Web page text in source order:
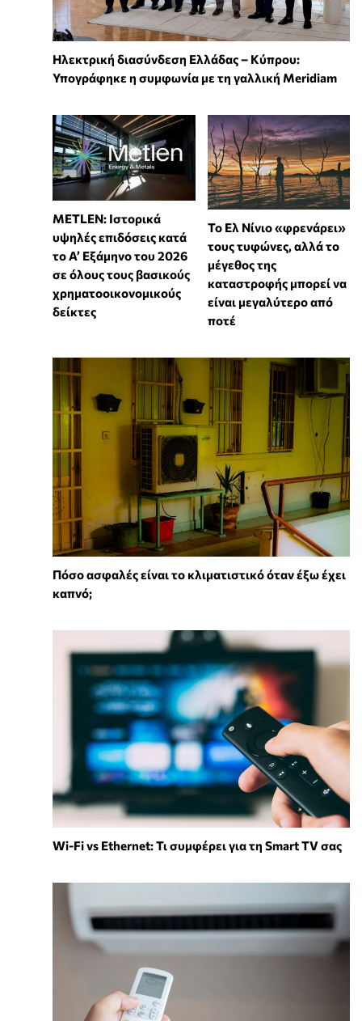
Ηλεκτρική διασύνδεση Ελλάδας – Κύπρου:
Υπογράφηκε η συμφωνία με τη γαλλική Meridiam
METLEN: Ιστορικά
υψηλές επιδόσεις κατά
το Α’ Εξάμηνο του 2026
σε όλους τους βασικούς
χρηματοοικονομικούς
δείκτες
Το Ελ Νίνιο «φρενάρει»
τους τυφώνες, αλλά το
μέγεθος της
καταστροφής μπορεί να
είναι μεγαλύτερο από
ποτέ
Πόσο ασφαλές είναι το κλιματιστικό όταν έξω έχει
καπνό;
Wi-Fi vs Ethernet: Τι συμφέρει για τη Smart TV σας